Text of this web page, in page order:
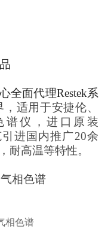
全面代理Restek系
，适用于安捷伦、
谱仪
，进口原装
进国内推广20余
耐高温等特性。
相色谱
相色谱